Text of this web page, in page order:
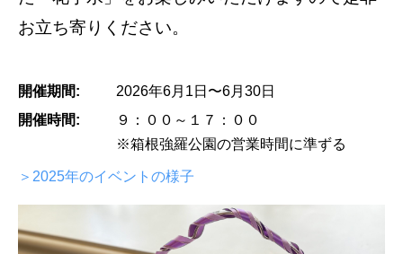
お立ち寄りください。
開催期間:
2026年6月1日〜6月30日
開催時間:
９：００～１７：００
※箱根強羅公園の営業時間に準ずる
＞2025年のイベントの様子